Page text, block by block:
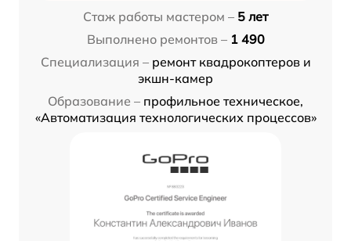
Стаж работы мастером – 5 лет
Выполнено ремонтов – 1 490
Специализация – ремонт квадрокоптеров и
экшн-камер
Образование – профильное техническое,
«Автоматизация технологических процессов»